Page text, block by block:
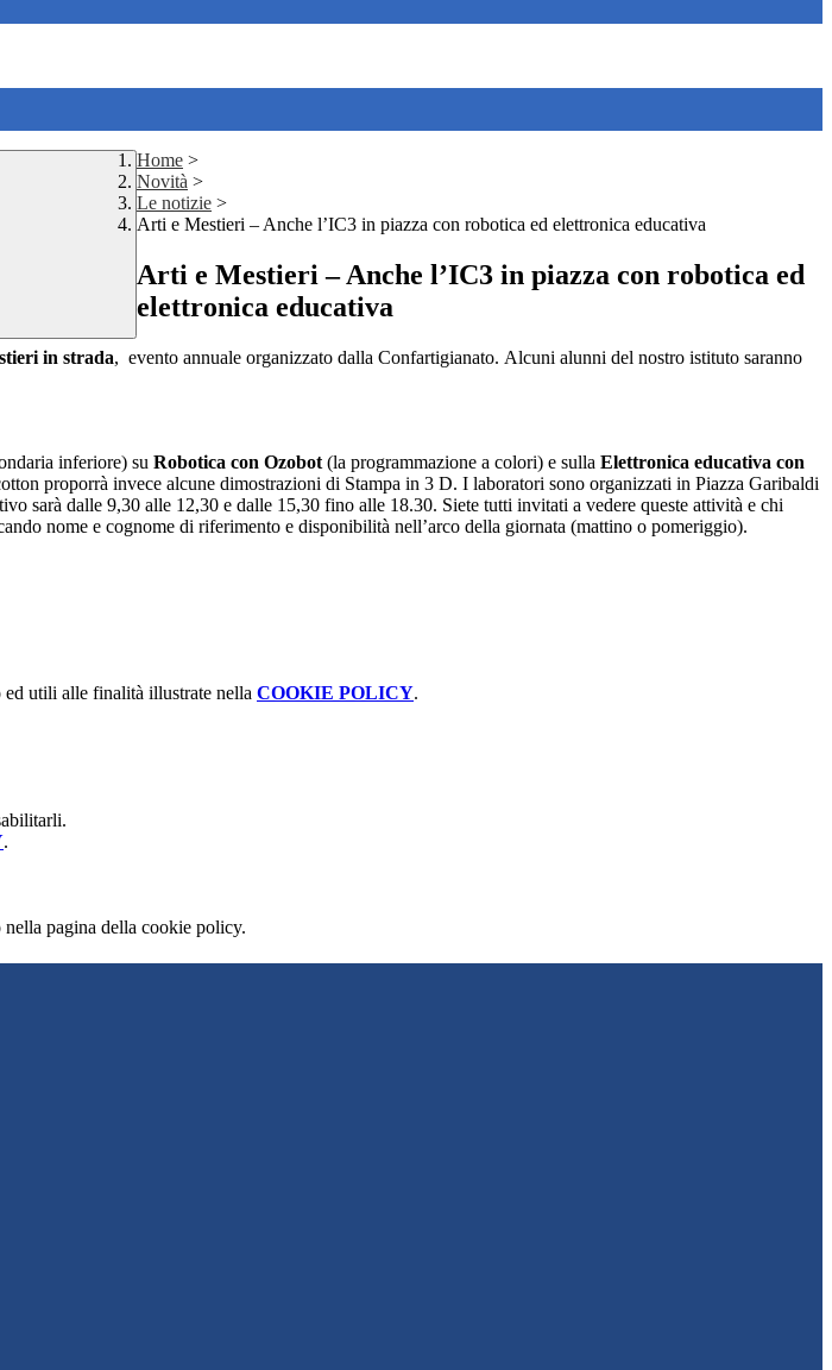
Home >
Novità >
Le notizie >
Arti e Mestieri – Anche l’IC3 in piazza con robotica ed elettronica educativa
Arti e Mestieri – Anche l’IC3 in piazza con robotica ed
elettronica educativa
in strada, evento annuale organizzato dalla Confartigianato. Alcuni alunni del nostro istituto saranno
inferiore) su Robotica con Ozobot (la programmazione a colori) e sulla Elettronica educativa con
proporrà invece alcune dimostrazioni di Stampa in 3 D. I laboratori sono organizzati in Piazza Garibaldi
sarà dalle 9,30 alle 12,30 e dalle 15,30 fino alle 18.30. Siete tutti invitati a vedere queste attività e chi
nome e cognome di riferimento e disponibilità nell’arco della giornata (mattino o pomeriggio).
utili alle finalità illustrate nella COOKIE POLICY.
.
pagina della cookie policy.